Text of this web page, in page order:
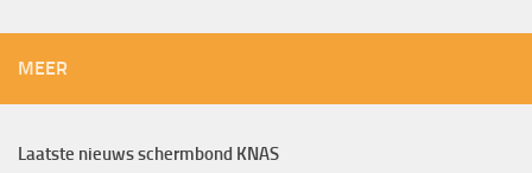
MEER
Laatste nieuws schermbond KNAS